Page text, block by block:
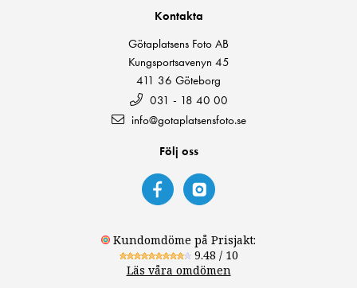
Kontakta
Götaplatsens Foto AB
Kungsportsavenyn 45
411 36 Göteborg
031 - 18 40 00
info@gotaplatsensfoto.se
Följ oss